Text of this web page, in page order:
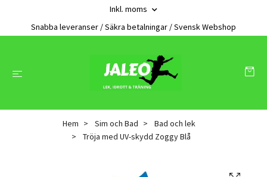
Inkl. moms
Snabba leveranser / Säkra betalningar / Svensk Webshop
Hem Sim och Bad
Bad och lek
Tröja med UV-skydd Zoggy Blå